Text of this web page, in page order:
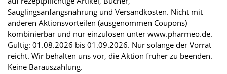
Säuglingsanfangsnahrung und Versandkosten. Nicht mit
anderen Aktionsvorteilen (ausgenommen Coupons)
kombinierbar und nur einzulösen unter www.pharmeo.de.
Gültig: 01.08.2026 bis 01.09.2026. Nur solange der Vorrat
reicht. Wir behalten uns vor, die Aktion früher zu beenden.
Keine Barauszahlung.